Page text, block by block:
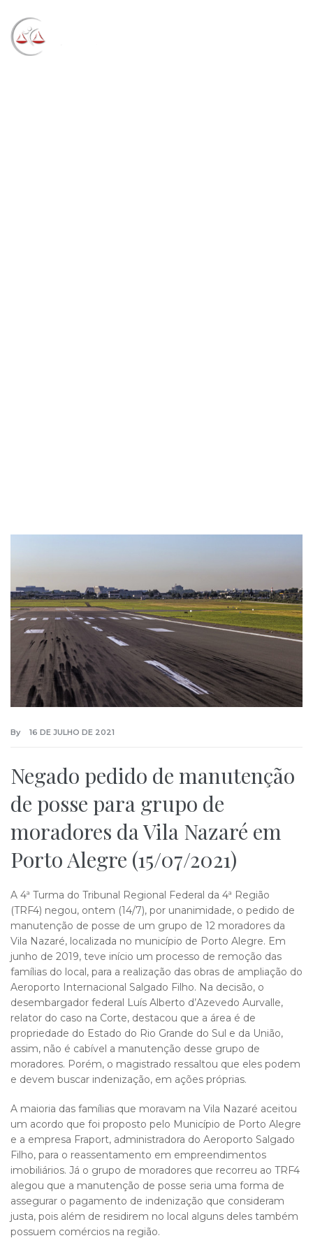
By 16 DE JULHO DE 2021
Negado pedido de manutenção
de posse para grupo de
moradores da Vila Nazaré em
Porto Alegre (15/07/2021)
A 4ª Turma do Tribunal Regional Federal da 4ª Região
(TRF4) negou, ontem (14/7), por unanimidade, o pedido de
manutenção de posse de um grupo de 12 moradores da
Vila Nazaré, localizada no município de Porto Alegre. Em
junho de 2019, teve início um processo de remoção das
famílias do local, para a realização das obras de ampliação do
Aeroporto Internacional Salgado Filho. Na decisão, o
desembargador federal Luís Alberto d’Azevedo Aurvalle,
relator do caso na Corte, destacou que a área é de
propriedade do Estado do Rio Grande do Sul e da União,
assim, não é cabível a manutenção desse grupo de
moradores. Porém, o magistrado ressaltou que eles podem
e devem buscar indenização, em ações próprias.
A maioria das famílias que moravam na Vila Nazaré aceitou
um acordo que foi proposto pelo Município de Porto Alegre
e a empresa Fraport, administradora do Aeroporto Salgado
Filho, para o reassentamento em empreendimentos
imobiliários. Já o grupo de moradores que recorreu ao TRF4
alegou que a manutenção de posse seria uma forma de
assegurar o pagamento de indenização que consideram
justa, pois além de residirem no local alguns deles também
possuem comércios na região.